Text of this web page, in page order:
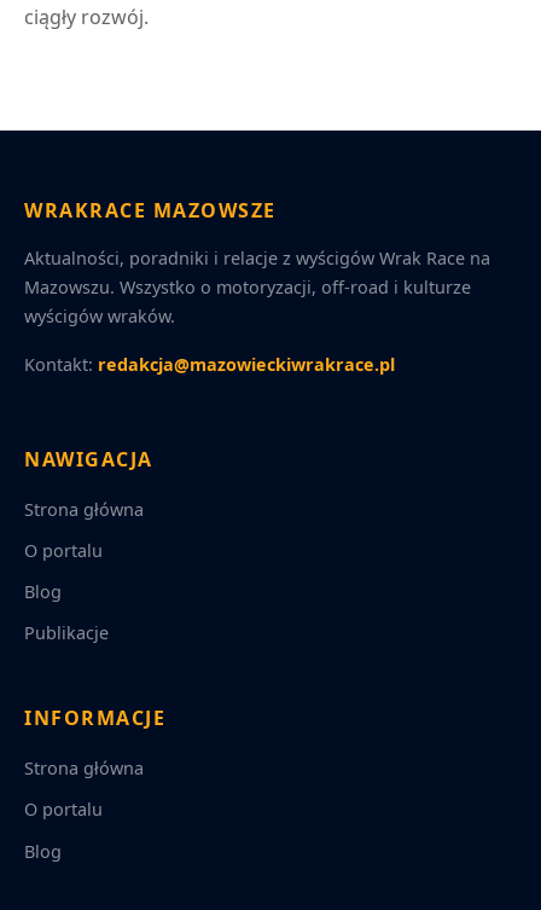
ciągły rozwój.
WRAKRACE MAZOWSZE
Aktualności, poradniki i relacje z wyścigów Wrak Race na
Mazowszu. Wszystko o motoryzacji, off-road i kulturze
wyścigów wraków.
Kontakt: redakcja@mazowieckiwrakrace.pl
NAWIGACJA
Strona główna
O portalu
Blog
Publikacje
INFORMACJE
Strona główna
O portalu
Blog